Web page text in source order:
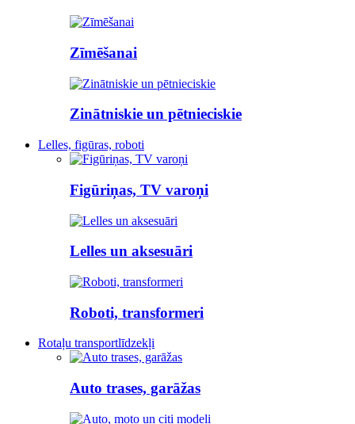
Zīmēšanai
Zinātniskie un pētnieciskie
Lelles, figūras, roboti
Figūriņas, TV varoņi
Lelles un aksesuāri
Roboti, transformeri
Rotaļu transportlīdzekļi
Auto trases, garāžas